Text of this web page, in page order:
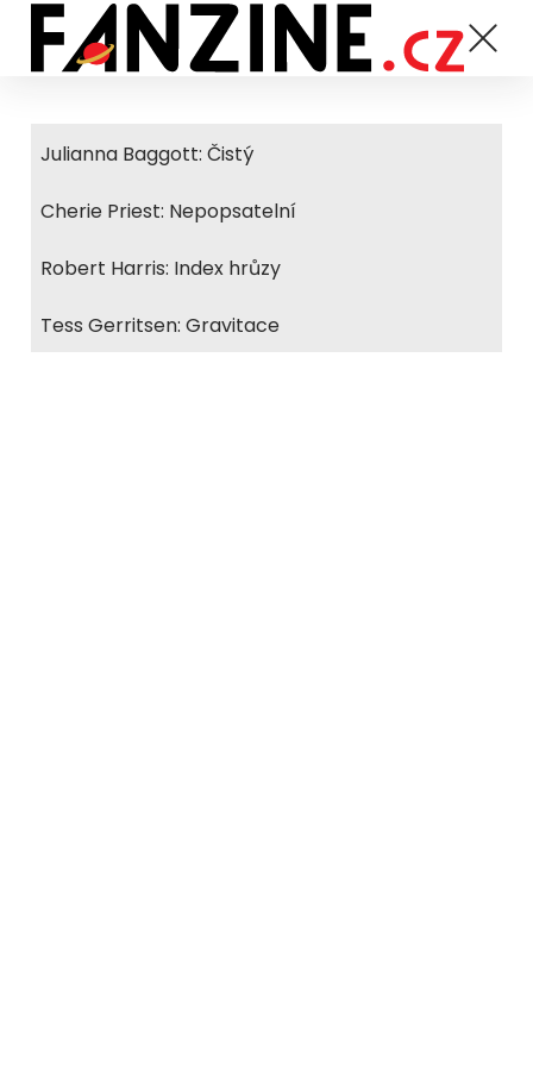
Julianna Baggott: Čistý
Cherie Priest: Nepopsatelní
Robert Harris: Index hrůzy
Tess Gerritsen: Gravitace